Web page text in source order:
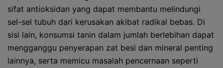
sifat antioksidan yang dapat membantu melindungi
sel-sel tubuh dari kerusakan akibat radikal bebas. Di
sisi lain, konsumsi tanin dalam jumlah berlebihan dapat
mengganggu penyerapan zat besi dan mineral penting
lainnya, serta memicu masalah pencernaan seperti